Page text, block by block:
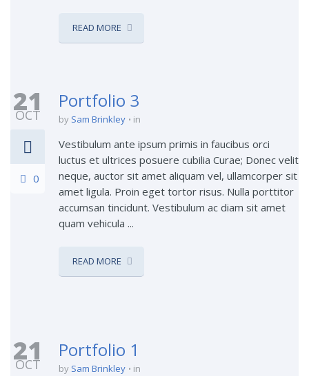
READ MORE
21
OCT
0
Portfolio 3
by Sam Brinkley in
Vestibulum ante ipsum primis in faucibus orci
luctus et ultrices posuere cubilia Curae; Donec velit
neque, auctor sit amet aliquam vel, ullamcorper sit
amet ligula. Proin eget tortor risus. Nulla porttitor
accumsan tincidunt. Vestibulum ac diam sit amet
quam vehicula ...
READ MORE
21
OCT
Portfolio 1
by Sam Brinkley in